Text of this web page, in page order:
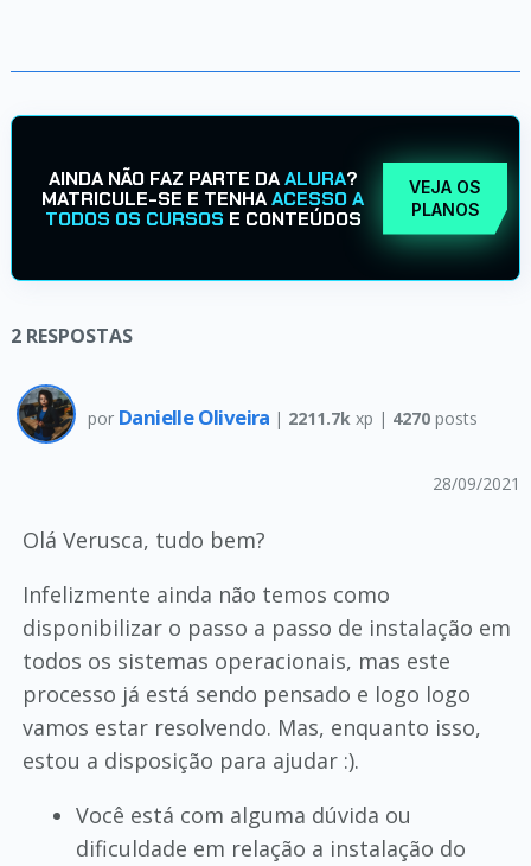
AINDA NÃO FAZ PARTE DAALURA?
MATRICULE-SE E TENHAACESSO A
TODOS OS CURSOS E CONTEÚDOS
VEJA OS
PLANOS
2 RESPOSTAS
por Danielle Oliveira | 2211.7k xp | 4270 posts
28/09/2021
Olá Verusca, tudo bem?
Infelizmente ainda não temos como
disponibilizar o passo a passo de instalação em
todos os sistemas operacionais, mas este
processo já está sendo pensado e logo logo
vamos estar resolvendo. Mas, enquanto isso,
estou a disposição para ajudar :).
Você está com alguma dúvida ou
dificuldade em relação a instalação do